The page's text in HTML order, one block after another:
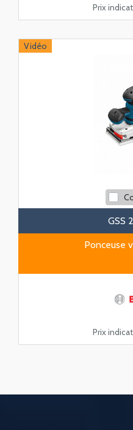
Prix
Vidéo
GSS
Ponceuse
Prix